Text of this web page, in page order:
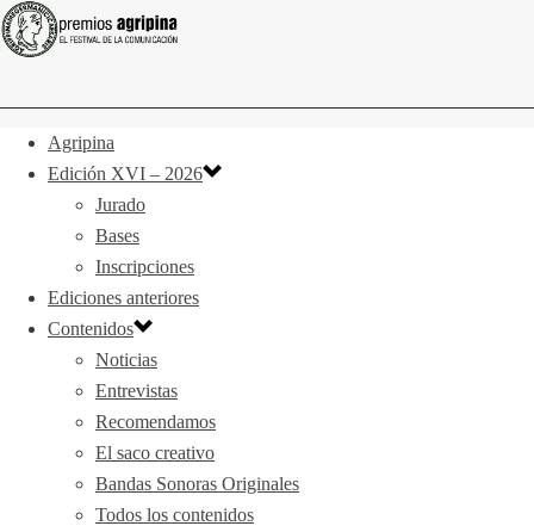
Agripina
Edición XVI – 2026
Jurado
Bases
Inscripciones
Ediciones anteriores
Contenidos
Noticias
Entrevistas
Recomendamos
El saco creativo
Bandas Sonoras Originales
Todos los contenidos